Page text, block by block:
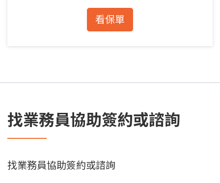
看保單
找業務員協助簽約或諮詢
找業務員協助簽約或諮詢